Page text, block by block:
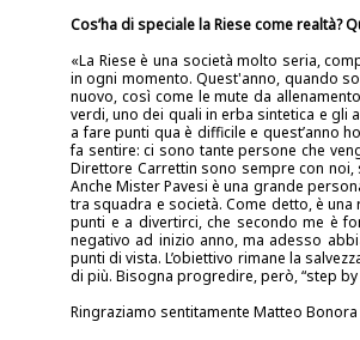
Cos’ha di speciale la Riese come
«La Riese è una società molto seria,
in ogni momento. Quest'anno, quando
nuovo, così come le mute da
verdi, uno dei quali in erba sintetica e gli
a fare punti qua è difficile e quest’anno
fa sentire: ci sono tante persone che
Direttore Carrettin sono sempre con
Anche Mister Pavesi è una grande
tra squadra e società. Come detto, è
punti e a divertirci, che secondo me è
negativo ad inizio anno, ma adesso
punti di vista. L’obiettivo rimane la
di più. Bisogna progredire, però, “step
Ringraziamo sentitamente Matteo Bonora